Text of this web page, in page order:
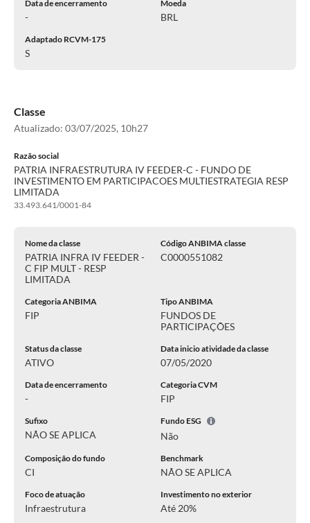
Data de encerramento
-
Moeda
BRL
Adaptado RCVM-175
S
Classe
Atualizado: 03/07/2025, 10h27
Razão social
PATRIA INFRAESTRUTURA IV FEEDER-C - FUNDO DE
INVESTIMENTO EM PARTICIPACOES MULTIESTRATEGIA RESP
LIMITADA
33.493.641/0001-84
Nome da classe
PATRIA INFRA IV FEEDER -
C FIP MULT - RESP
LIMITADA
Código ANBIMA classe
C0000551082
Categoria ANBIMA
FIP
Tipo ANBIMA
FUNDOS DE
PARTICIPAÇÕES
Status da classe
ATIVO
Data inicio atividade da classe
07/05/2020
Data de encerramento
-
Categoria CVM
FIP
Sufixo
NÃO SE APLICA
Fundo ESG
Não
Composição do fundo
CI
Benchmark
NÃO SE APLICA
Foco de atuação
Infraestrutura
Investimento no exterior
Até 20%